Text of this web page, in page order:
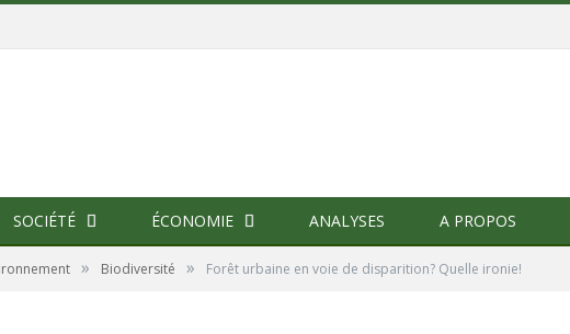
SOCIÉTÉ ÉCONOMIE ANALYSES A PROPOS
» Biodiversité » Forêt urbaine en voie de disparition? Quelle ironie!